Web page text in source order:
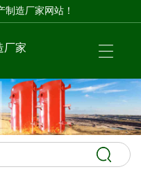
造厂家网站！
厂家